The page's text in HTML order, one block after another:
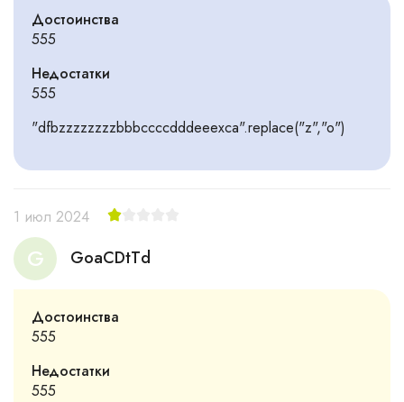
Достоинства
555
Недостатки
555
"dfbzzzzzzzzbbbccccdddeeexca".replace("z","o")
G GoaCDtTd
1 июл 2024
Достоинства
555
Недостатки
555